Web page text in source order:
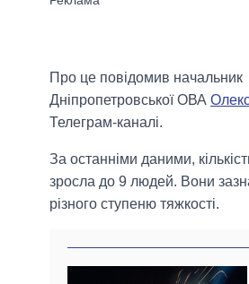
Про це повідомив начальник
Дніпропетровської ОВА
Телеграм-каналі.
За останніми даними,
зросла до 9 людей. Вони
різного ступеню тяжкості.